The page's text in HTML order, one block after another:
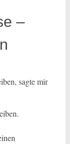
–
sagte mir